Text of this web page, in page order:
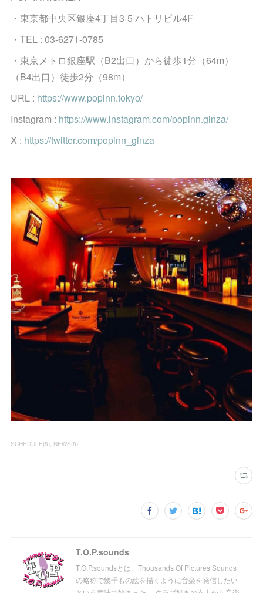
・東京都中央区銀座4丁目3-5 ハトリビル4F
・TEL : 03-6271-0785
・東京メトロ銀座駅（B2出口）から徒歩1分（64m）
（B4出口）徒歩2分（98m）
URL : https://www.popinn.tokyo/
Instagram : https://www.instagram.com/popinn.ginza/
X : https://twitter.com/popinn_ginza
SCHEDULE(8) NEWS(8)
T.O.P.sounds
T.O.P.soundsとは、Thousands Of Pictures Sounds
の略称で幾千もの絵を描くように音楽を発信したい